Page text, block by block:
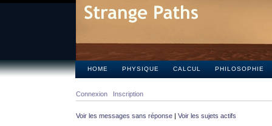
HOME PHYSIQUE CALCUL PHILOSOPHIE
Connexion Inscription
Voir les messages sans réponse | Voir les sujets actifs